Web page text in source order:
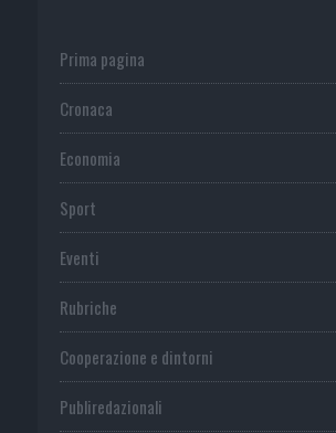
Prima pagina
Cronaca
Economia
Sport
Eventi
Rubriche
Cooperazione e dintorni
Publiredazionali